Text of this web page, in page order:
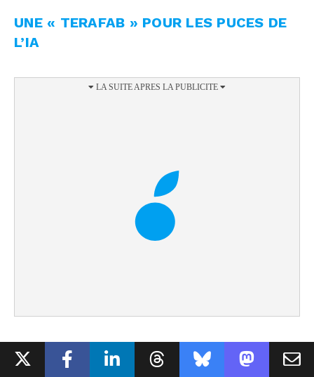
UNE « TERAFAB » POUR LES PUCES DE
L’IA
Après les Gigafactory de Tesla, place à la Terafab
SpaceX et Tesla veulent construire dans le comté de